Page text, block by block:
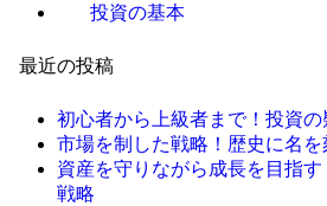
投資の基本
最近の投稿
初心者から上級者まで！投資
市場を制した戦略！歴史に名
資産を守りながら成長を目指
戦略